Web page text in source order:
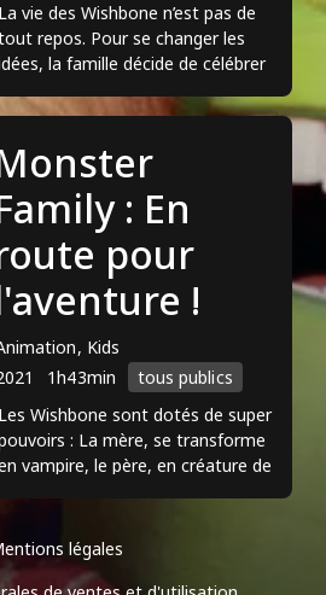
La vie des Wishbone n’est pas de
repos. Pour se changer les
la famille décide de célébrer
C’est ...
: En
pour
!
Kids
1h43min
tous publics
Les Wishbone sont dotés de super
: La mère, se transforme
vampire, le père, en créature de
légales